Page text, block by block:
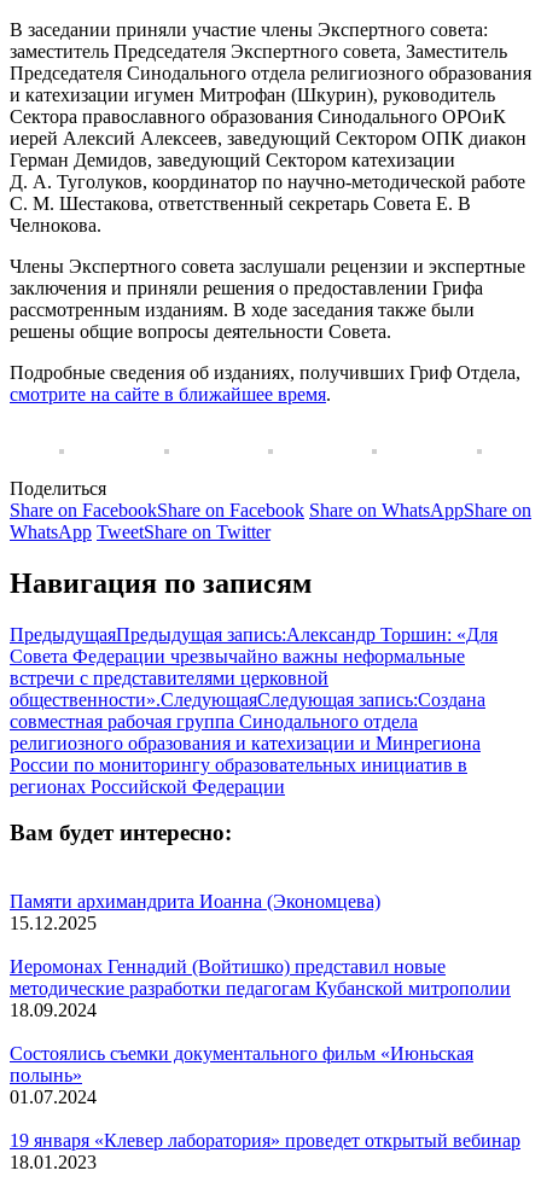
В заседании приняли участие члены Экспертного совета:
заместитель Председателя Экспертного совета, Заместитель
Председателя Синодального отдела религиозного образования
и катехизации игумен Митрофан (Шкурин), руководитель
Сектора православного образования Синодального ОРОиК
иерей Алексий Алексеев, заведующий Сектором ОПК диакон
Герман Демидов, заведующий Сектором катехизации
Д. А. Туголуков, координатор по научно-методической работе
С. М. Шестакова, ответственный секретарь Совета Е. В
Челнокова.
Члены Экспертного совета заслушали рецензии и экспертные
заключения и приняли решения о предоставлении Грифа
рассмотренным изданиям. В ходе заседания также были
решены общие вопросы деятельности Совета.
Подробные сведения об изданиях, получивших Гриф Отдела,
смотрите на сайте в ближайшее время.
Поделиться
Share on FacebookShare on Facebook Share on WhatsAppShare on
WhatsApp TweetShare on Twitter
Навигация по записям
ПредыдущаяПредыдущая запись:Александр Торшин: «Для
Совета Федерации чрезвычайно важны неформальные
встречи с представителями церковной
общественности».СледующаяСледующая запись:Создана
совместная рабочая группа Синодального отдела
религиозного образования и катехизации и Минрегиона
России по мониторингу образовательных инициатив в
регионах Российской Федерации
Вам будет интересно:
Памяти архимандрита Иоанна (Экономцева)
15.12.2025
Иеромонах Геннадий (Войтишко) представил новые
методические разработки педагогам Кубанской митрополии
18.09.2024
Состоялись съемки документального фильм «Июньская
полынь»
01.07.2024
19 января «Клевер лаборатория» проведет открытый вебинар
18.01.2023